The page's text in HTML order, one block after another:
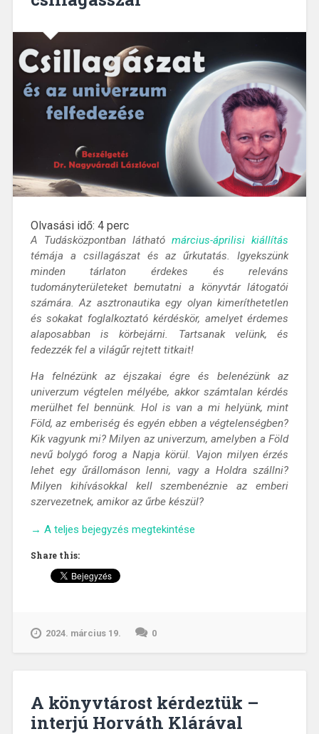
Lovász
Dávid
kutatástámogató
Olvasási idő: 4 perc
A Tudásközpontban láthatómárcius-áprilisi kiállítás
témája a csillagászat és az űrkutatás. Igyekszünk
minden tárlaton érdekes és releváns
tudományterületeket bemutatni a könyvtár látogatói
számára. Az asztronautika egy olyan kimeríthetetlen
és sokakat foglalkoztató kérdéskör, amelyet érdemes
alaposabban is körbejárni. Tartsanak velünk, és
fedezzék fel a világűr rejtett titkait!
Ha felnézünk az éjszakai égre és belenézünk az
univerzum végtelen mélyébe, akkor számtalan kérdés
merülhet fel bennünk. Hol is van a mi helyünk, mint
Föld, az emberiség és egyén ebben a végtelenségben?
Kik vagyunk mi? Milyen az univerzum, amelyben a Föld
nevű bolygó forog a Napja körül. Vajon milyen érzés
lehet egy űrállomáson lenni, vagy a Holdra szállni?
Milyen kihívásokkal kell szembenéznie az emberi
szervezetnek, amikor az űrbe készül?
„Csillagászat
az
univerzum
Dr.
→ A teljes bejegyzés megtekintése
Share this:
2024. március 19. 0
A könyvtárost kérdeztük –
interjú Horváth Klárával